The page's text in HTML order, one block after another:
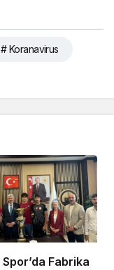
# Koranavirus